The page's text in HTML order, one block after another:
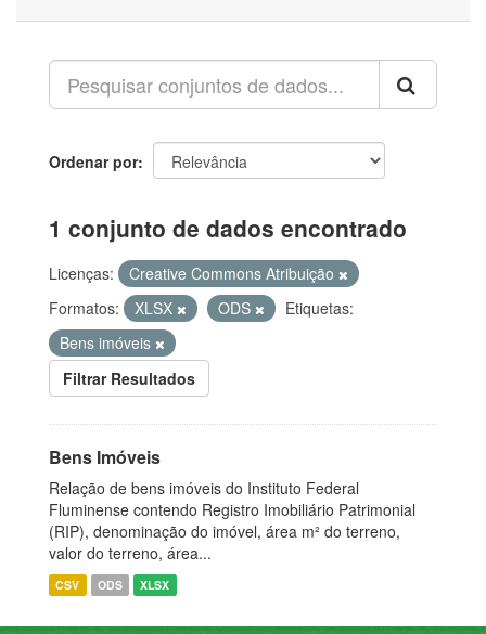
Ordenar por
1 conjunto de dados encontrado
Licenças:
Creative Commons Atribuição
Formatos:
XLSX ODS
Etiquetas:
Bens imóveis
Filtrar Resultados
Bens Imóveis
Relação de bens imóveis do Instituto Federal
Fluminense contendo Registro Imobiliário Patrimonial
(RIP), denominação do imóvel, área m² do terreno,
valor do terreno, área...
CSV ODS XLSX